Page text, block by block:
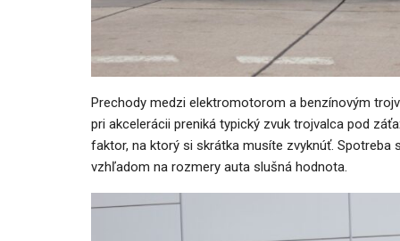
Prechody medzi elektromotorom a benzínovým
pri akcelerácii preniká typický zvuk trojvalca pod
faktor, na ktorý si skrátka musíte zvyknúť. Spotreba
vzhľadom na rozmery auta slušná hodnota.